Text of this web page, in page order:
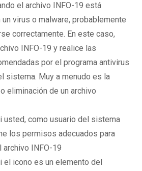
el archivo INFO-19 está
virus o malware, probablemente
correctamente. En este caso,
INFO-19 y realice las
por el programa antivirus
sistema. Muy a menudo es la
eliminación de un archivo
usted, como usuario del sistema
los permisos adecuados para
archivo INFO-19
el icono es un elemento del